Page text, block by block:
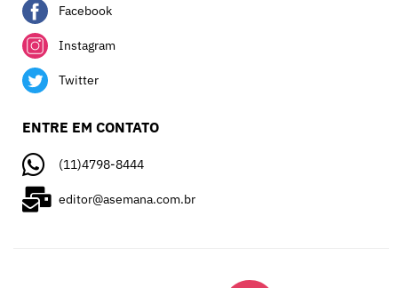
Facebook
Instagram
Twitter
ENTRE EM CONTATO
(11)4798-8444
editor@asemana.com.br